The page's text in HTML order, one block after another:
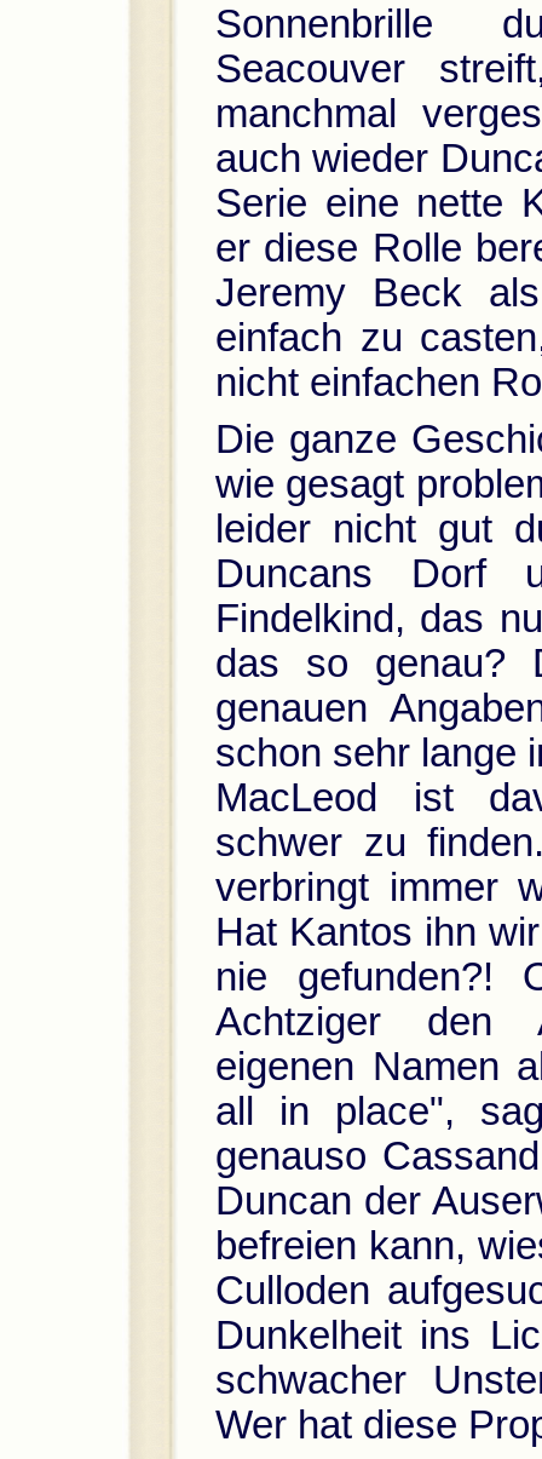
Sonnenbrille
Seacouver
manchmal
auch wieder
Serie eine nette
er diese Rolle
Jeremy Beck
einfach zu
nicht einfachen
Die ganze
wie gesagt
leider nicht gut
Duncans Dorf
Findelkind, das
das so genau?
genauen
schon sehr lange
MacLeod ist
schwer zu
verbringt immer
Hat Kantos ihn
nie gefunden?!
Achtziger den
eigenen Namen
all in place",
genauso
Duncan der
befreien kann,
Culloden
Dunkelheit ins
schwacher
Wer hat diese